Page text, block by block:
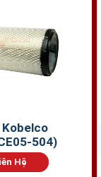
ra khỏi dòng
504)
Hệ